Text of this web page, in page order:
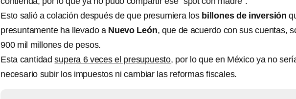
Esto salió a colación después de que presumiera losbillones de inversión
presuntamente ha llevado a Nuevo León, que de acuerdo con sus cuentas,
900 mil millones de pesos.
Esta cantidadsupera 6 veces el presupuesto, por lo que en México ya no
necesario subir los impuestos ni cambiar las reformas fiscales.